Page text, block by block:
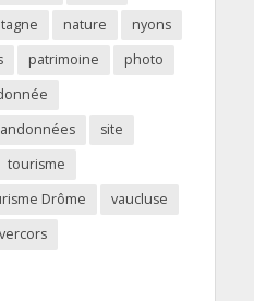
nature
nyons
patrimoine
photo
site
tourisme
Drôme
vaucluse
vercors